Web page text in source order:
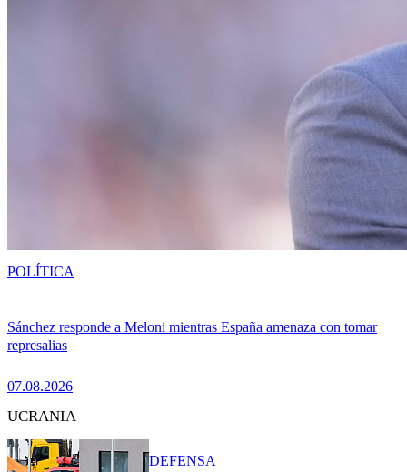
Sánchez responde a Meloni mientras España amenaza con tomar
represalias
07.08.2026
POLÍTICA
UCRANIA
DEFENSA